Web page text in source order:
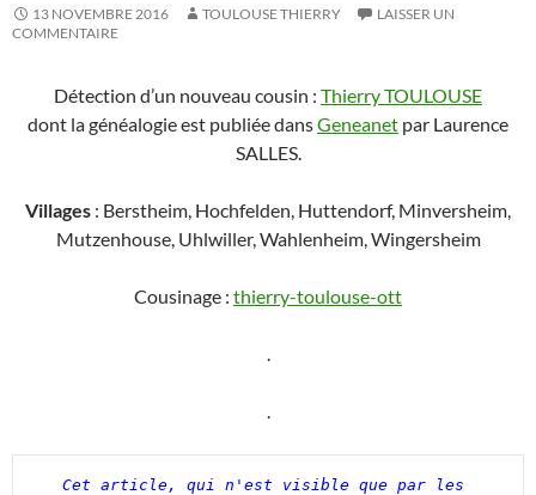
13 NOVEMBRE 2016 TOULOUSE THIERRY
LAISSER UN
COMMENTAIRE
Détection d’un nouveau cousin : Thierry TOULOUSE
dont la généalogie est publiée dansGeneanet par Laurence
SALLES.
Villages : Berstheim, Hochfelden, Huttendorf, Minversheim,
Mutzenhouse, Uhlwiller, Wahlenheim, Wingersheim
Cousinage : thierry-toulouse-ott
.
.
Cet article, qui n'est visible que par les